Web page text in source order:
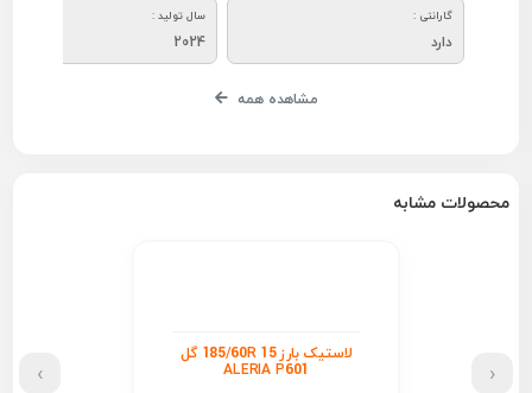
گارانتی :
دارد
سال تولید :
2024
مشاهده همه
محصولات مشابه
لاستیک بارز 185/60R 15 گل
ALERIA P601 ‹
›